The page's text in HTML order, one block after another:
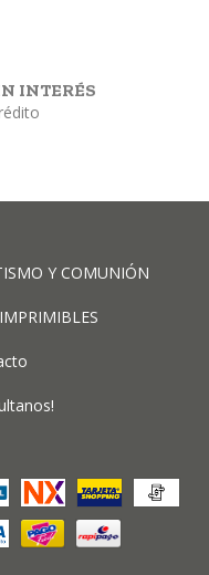
INTERÉS
Y COMUNIÓN